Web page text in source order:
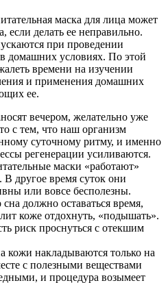
маска для лица может
если делать ее неправильно.
при проведении
домашних условиях. По этой
времени на изучении
и применения домашних
ее.
вечером, желательно уже
с тем, что наш организм
суточному ритму, и именно
регенерации усиливаются.
маски «работают»
другое время суток они
или вовсе бесполезны.
должно оставаться время,
коже отдохнуть, «подышать».
риск проснуться с отекшим
кожи накладываются только на
с полезными веществами
и процедура возымеет